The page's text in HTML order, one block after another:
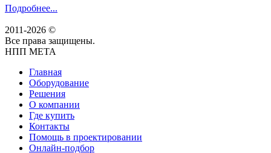
Подробнее...
2011-2026 ©
Все права защищены.
НПП МЕТА
Главная
Оборудование
Решения
О компании
Где купить
Контакты
Помощь в проектировании
Онлайн-подбор